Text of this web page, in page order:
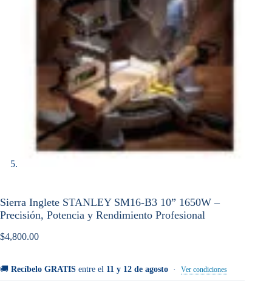
Sierra Inglete STANLEY SM16-B3 10” 1650W –
Precisión, Potencia y Rendimiento Profesional
$4,800.00
🚚 Recíbelo GRATIS entre el 11 y 12 de agosto · Ver condiciones